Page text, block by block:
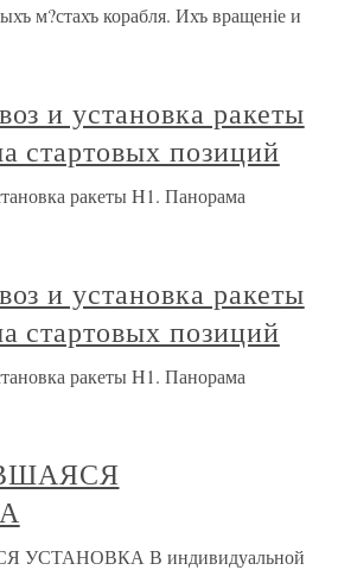
м?стахъ корабля. Ихъ вращеніе и
и установка ракеты
стартовых позиций
ракеты H1. Панорама
и установка ракеты
стартовых позиций
ракеты H1. Панорама
В индивидуальной